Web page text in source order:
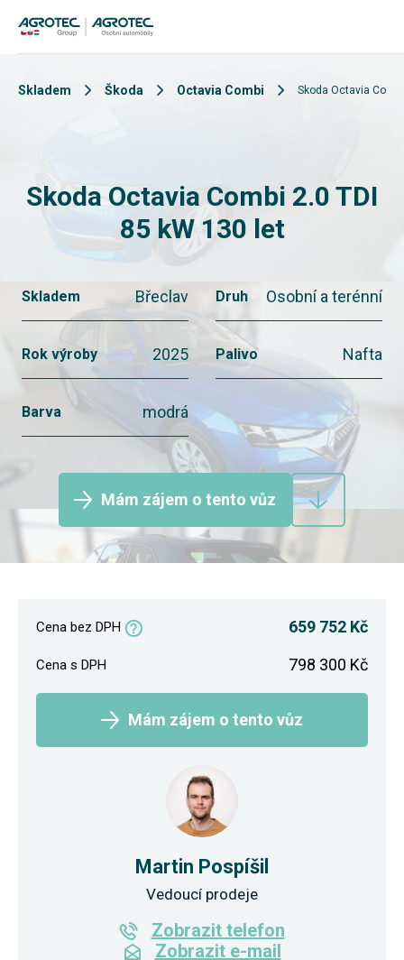
Skladem Škoda Octavia Combi Skoda Octavia
Skoda Octavia Combi 2.0 TDI
85 kW 130 let
Skladem Břeclav Druh Osobní a terénní
Rok výroby 2025 Palivo Nafta
Barva modrá
Mám zájem o tento vůz
Cena bez DPH 659 752 Kč
Cena s DPH 798 300 Kč
Mám zájem o tento vůz
Martin Pospíšil
Vedoucí prodeje
Zobrazit telefon
Zobrazit e-mail